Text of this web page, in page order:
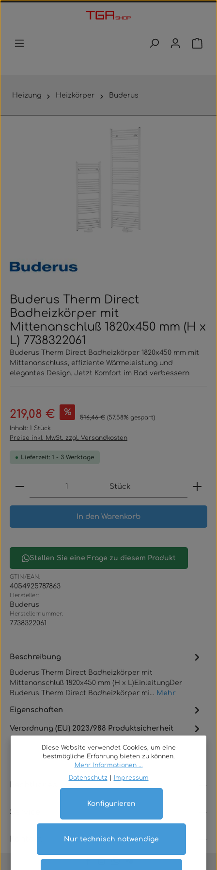
Zum Hauptinhalt springen
Heizung Heizkörper Buderus
Buderus Therm Direct
Badheizkörper mit
Mittenanschluß 1820x450 mm (H x
L) 7738322061
Buderus Therm Direct Badheizkörper 1820x450 mm mit
Mittenanschluss, effiziente Wärmeleistung und
elegantes Design. Jetzt Komfort im Bad verbessern
Verkaufspreis:
219,08 € % Regulärer Preis:
516,46 € (57.58% gespart)
Inhalt: 1 Stück
Preise inkl. MwSt. zzgl. Versandkosten
Lieferzeit: 1 - 3 Werktage
Produkt Anzahl: Gib den gewünschten Wert
Stück
In den Warenkorb
Stellen Sie eine Frage zu diesem Produkt
GTIN/EAN:
4054925787863
Hersteller:
Buderus
Herstellernummer:
7738322061
Beschreibung
Buderus Therm Direct Badheizkörper mit
Mittenanschluß 1820x450 mm (H x L)EinleitungDer
Buderus Therm Direct Badheizkörper mi… Mehr
Eigenschaften
Verordnung (EU) 2023/988 Produktsicherheit
Service
Diese Website verwendet Cookies, um eine
bestmögliche Erfahrung bieten zu können.
Mehr Informationen ...
Datenschutz
Impressum
Nur technisch notwendige
Konfigurieren